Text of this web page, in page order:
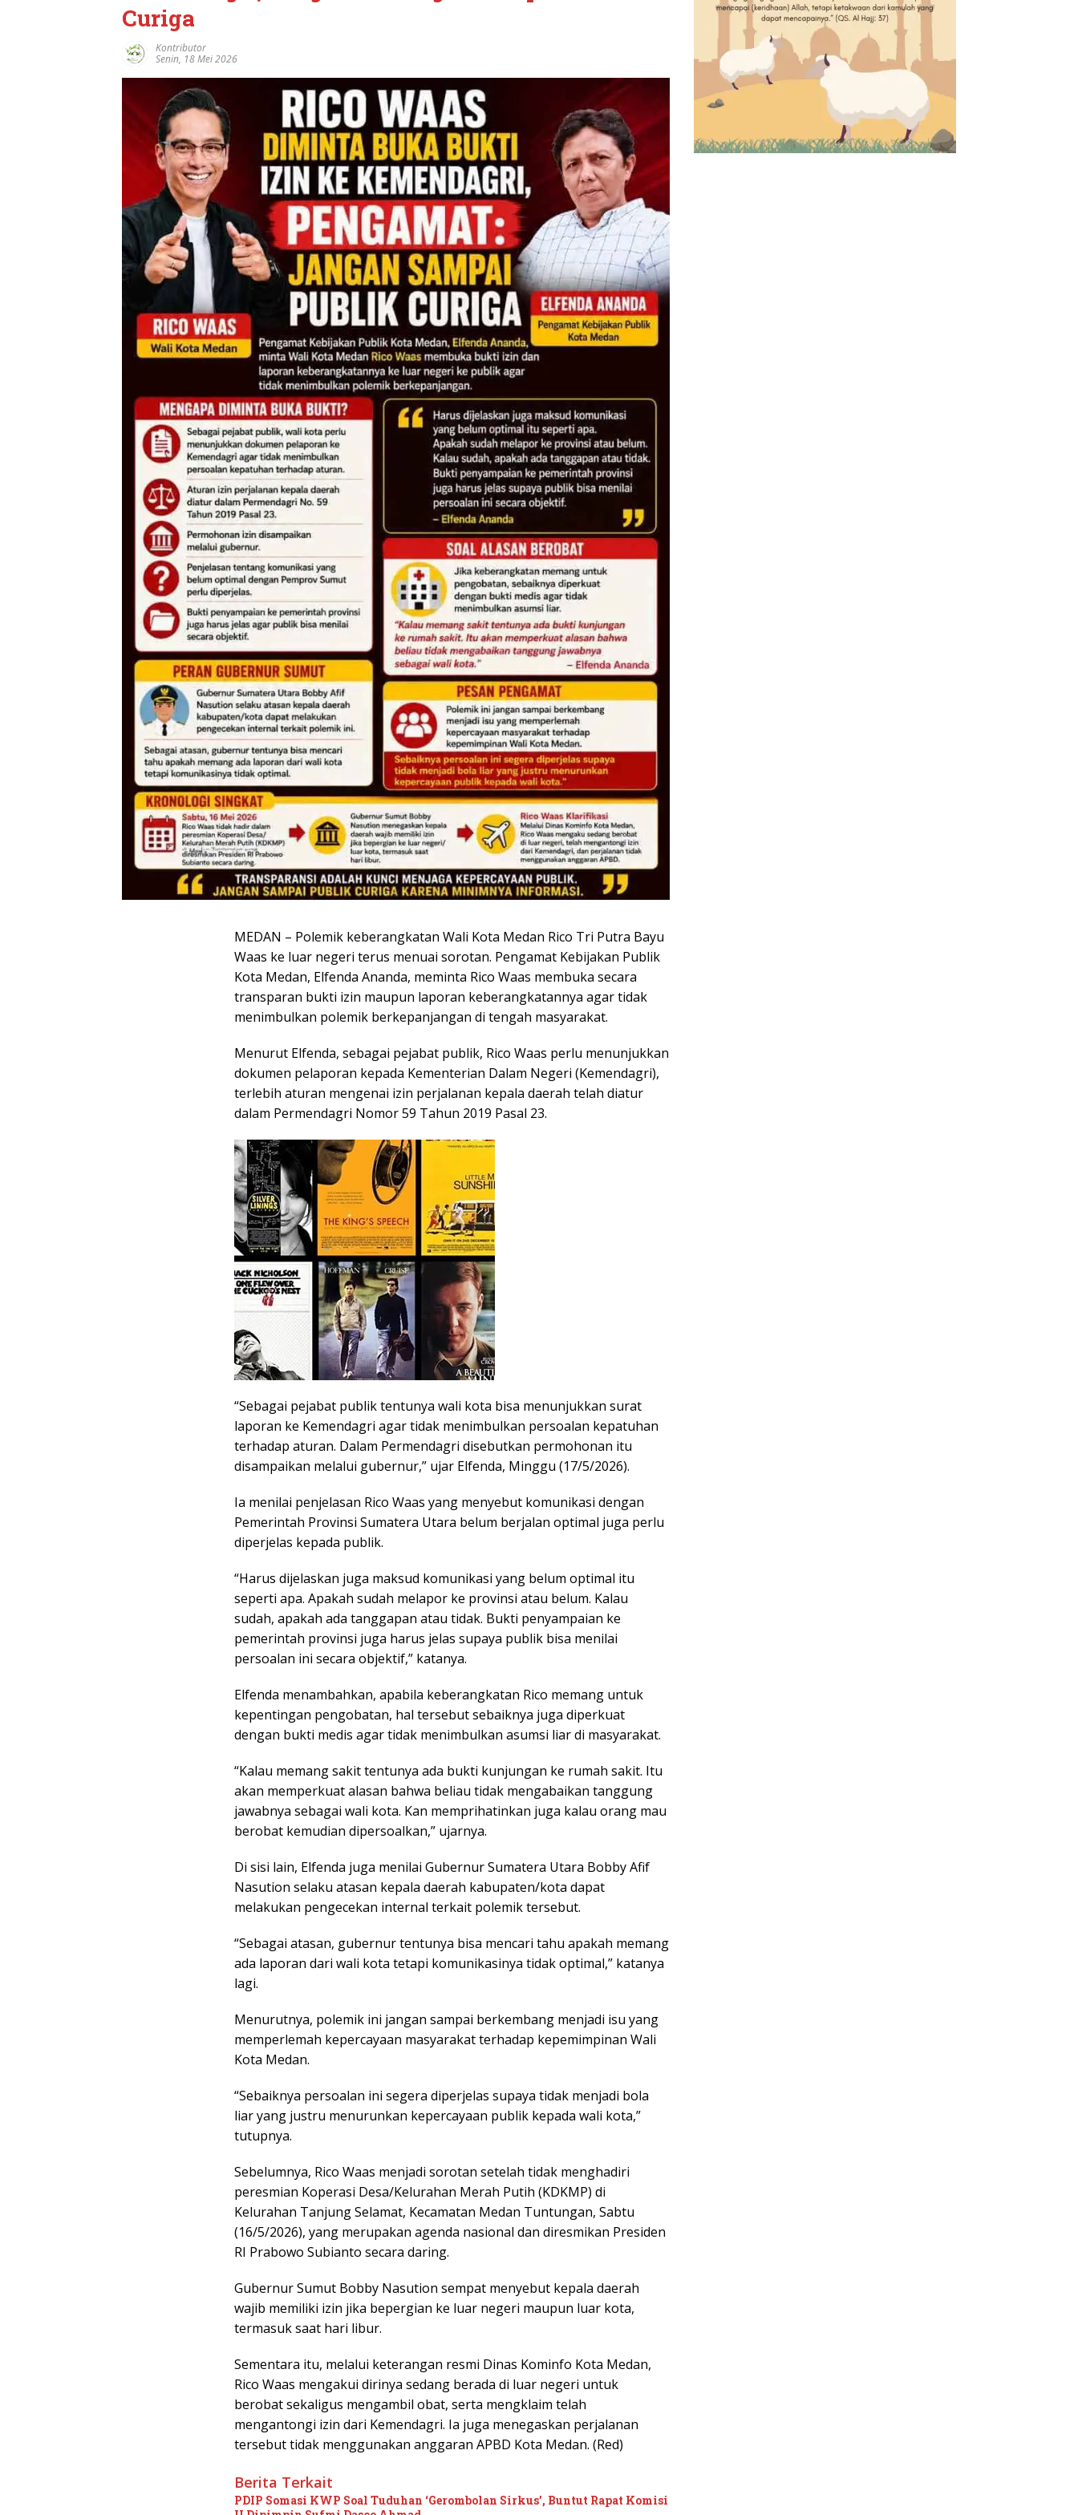
Curiga
Kontributor
Senin, 18 Mei 2026
MEDAN – Polemik keberangkatan Wali Kota Medan Rico Tri Putra Bayu
Waas ke luar negeri terus menuai sorotan. Pengamat Kebijakan Publik
Kota Medan, Elfenda Ananda, meminta Rico Waas membuka secara
transparan bukti izin maupun laporan keberangkatannya agar tidak
menimbulkan polemik berkepanjangan di tengah masyarakat.
Menurut Elfenda, sebagai pejabat publik, Rico Waas perlu menunjukkan
dokumen pelaporan kepada Kementerian Dalam Negeri (Kemendagri),
terlebih aturan mengenai izin perjalanan kepala daerah telah diatur
dalam Permendagri Nomor 59 Tahun 2019 Pasal 23.
“Sebagai pejabat publik tentunya wali kota bisa menunjukkan surat
laporan ke Kemendagri agar tidak menimbulkan persoalan kepatuhan
terhadap aturan. Dalam Permendagri disebutkan permohonan itu
disampaikan melalui gubernur,” ujar Elfenda, Minggu (17/5/2026).
Ia menilai penjelasan Rico Waas yang menyebut komunikasi dengan
Pemerintah Provinsi Sumatera Utara belum berjalan optimal juga perlu
diperjelas kepada publik.
“Harus dijelaskan juga maksud komunikasi yang belum optimal itu
seperti apa. Apakah sudah melapor ke provinsi atau belum. Kalau
sudah, apakah ada tanggapan atau tidak. Bukti penyampaian ke
pemerintah provinsi juga harus jelas supaya publik bisa menilai
persoalan ini secara objektif,” katanya.
Elfenda menambahkan, apabila keberangkatan Rico memang untuk
kepentingan pengobatan, hal tersebut sebaiknya juga diperkuat
dengan bukti medis agar tidak menimbulkan asumsi liar di masyarakat.
“Kalau memang sakit tentunya ada bukti kunjungan ke rumah sakit. Itu
akan memperkuat alasan bahwa beliau tidak mengabaikan tanggung
jawabnya sebagai wali kota. Kan memprihatinkan juga kalau orang mau
berobat kemudian dipersoalkan,” ujarnya.
Di sisi lain, Elfenda juga menilai Gubernur Sumatera Utara Bobby Afif
Nasution selaku atasan kepala daerah kabupaten/kota dapat
melakukan pengecekan internal terkait polemik tersebut.
“Sebagai atasan, gubernur tentunya bisa mencari tahu apakah memang
ada laporan dari wali kota tetapi komunikasinya tidak optimal,” katanya
lagi.
Menurutnya, polemik ini jangan sampai berkembang menjadi isu yang
memperlemah kepercayaan masyarakat terhadap kepemimpinan Wali
Kota Medan.
“Sebaiknya persoalan ini segera diperjelas supaya tidak menjadi bola
liar yang justru menurunkan kepercayaan publik kepada wali kota,”
tutupnya.
Sebelumnya, Rico Waas menjadi sorotan setelah tidak menghadiri
peresmian Koperasi Desa/Kelurahan Merah Putih (KDKMP) di
Kelurahan Tanjung Selamat, Kecamatan Medan Tuntungan, Sabtu
(16/5/2026), yang merupakan agenda nasional dan diresmikan Presiden
RI Prabowo Subianto secara daring.
Gubernur Sumut Bobby Nasution sempat menyebut kepala daerah
wajib memiliki izin jika bepergian ke luar negeri maupun luar kota,
termasuk saat hari libur.
Sementara itu, melalui keterangan resmi Dinas Kominfo Kota Medan,
Rico Waas mengakui dirinya sedang berada di luar negeri untuk
berobat sekaligus mengambil obat, serta mengklaim telah
mengantongi izin dari Kemendagri. Ia juga menegaskan perjalanan
tersebut tidak menggunakan anggaran APBD Kota Medan. (Red)
Berita Terkait
PDIP Somasi KWP Soal Tuduhan ‘Gerombolan Sirkus’, Buntut Rapat Komisi